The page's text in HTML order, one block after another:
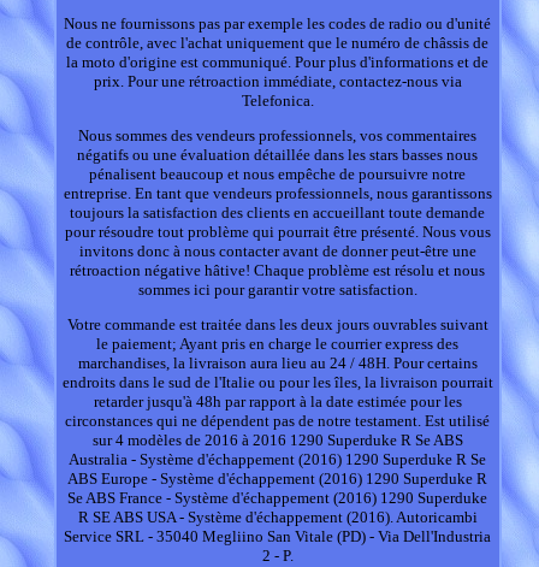
Nous ne fournissons pas par exemple les codes de radio ou d'unité
de contrôle, avec l'achat uniquement que le numéro de châssis de
la moto d'origine est communiqué. Pour plus d'informations et de
prix. Pour une rétroaction immédiate, contactez-nous via
Telefonica.
Nous sommes des vendeurs professionnels, vos commentaires
négatifs ou une évaluation détaillée dans les stars basses nous
pénalisent beaucoup et nous empêche de poursuivre notre
entreprise. En tant que vendeurs professionnels, nous garantissons
toujours la satisfaction des clients en accueillant toute demande
pour résoudre tout problème qui pourrait être présenté. Nous vous
invitons donc à nous contacter avant de donner peut-être une
rétroaction négative hâtive! Chaque problème est résolu et nous
sommes ici pour garantir votre satisfaction.
Votre commande est traitée dans les deux jours ouvrables suivant
le paiement; Ayant pris en charge le courrier express des
marchandises, la livraison aura lieu au 24 / 48H. Pour certains
endroits dans le sud de l'Italie ou pour les îles, la livraison pourrait
retarder jusqu'à 48h par rapport à la date estimée pour les
circonstances qui ne dépendent pas de notre testament. Est utilisé
sur 4 modèles de 2016 à 2016 1290 Superduke R Se ABS
Australia - Système d'échappement (2016) 1290 Superduke R Se
ABS Europe - Système d'échappement (2016) 1290 Superduke R
Se ABS France - Système d'échappement (2016) 1290 Superduke
R SE ABS USA - Système d'échappement (2016). Autoricambi
Service SRL - 35040 Megliino San Vitale (PD) - Via Dell'Industria
2 - P.